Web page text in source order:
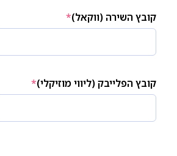
קובץ השירה (ווקאל)*
קובץ הפלייבק (ליווי מוזיקלי)*